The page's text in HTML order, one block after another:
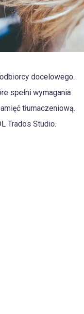
docelowego.
spełni wymagania
tłumaczeniową.
Trados Studio.